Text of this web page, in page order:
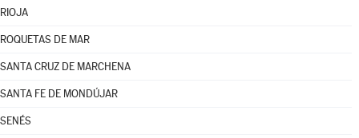
RIOJA
ROQUETAS DE MAR
SANTA CRUZ DE MARCHENA
SANTA FE DE MONDÚJAR
SENÉS